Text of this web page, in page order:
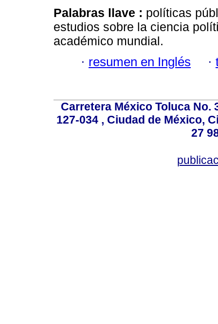
Palabras llave : políticas
estudios sobre la ciencia
académico mundial.
· resumen en Inglés ·
Carretera México Toluca No.
127-034 , Ciudad de México,
27